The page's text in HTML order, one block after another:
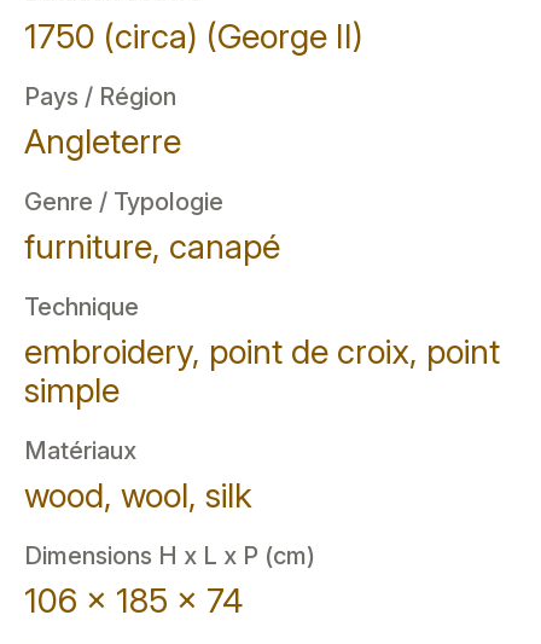
1750 (circa) (George II)
Pays / Région
Angleterre
Genre / Typologie
furniture, canapé
Technique
embroidery, point de croix, point
simple
Matériaux
wood, wool, silk
Dimensions H x L x P (cm)
106 x 185 x 74